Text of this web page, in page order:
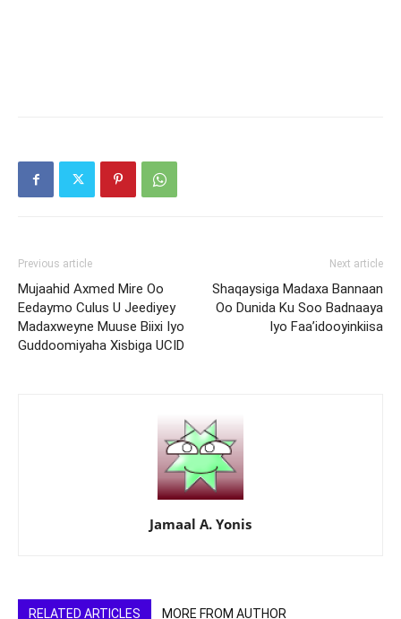
Previous article
Mujaahid Axmed Mire Oo
Eedaymo Culus U Jeediyey
Madaxweyne Muuse Biixi Iyo
Guddoomiyaha Xisbiga UCID
Next article
Shaqaysiga Madaxa Bannaan
Oo Dunida Ku Soo Badnaaya
Iyo Faa’idooyinkiisa
Jamaal A. Yonis
RELATED ARTICLES MORE FROM AUTHOR